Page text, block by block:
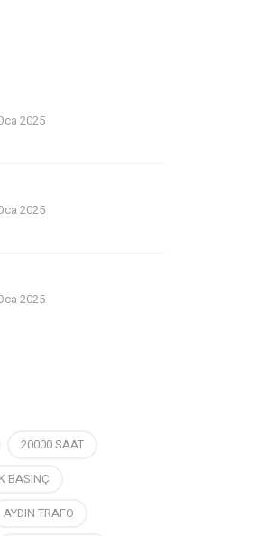
2025
2025
2025
20000 SAAT
BASINÇ
AYDIN TRAFO